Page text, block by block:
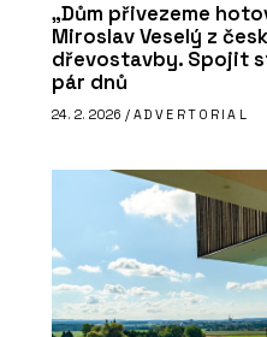
„Dům přivezeme
Miroslav Veselý z
dřevostavby. Spojit
pár dnů
24. 2. 2026 / ADVERTORIAL